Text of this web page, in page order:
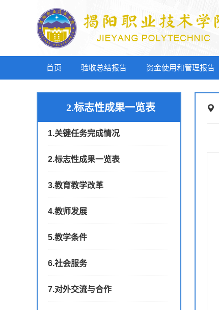
首页 验收总结报告 资金使用和管理报告
2.标志性成果一览表
1.关键任务完成情况
2.标志性成果一览表
3.教育教学改革
4.教师发展
5.教学条件
6.社会服务
7.对外交流与合作